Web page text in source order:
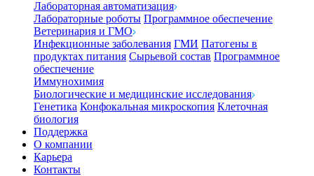
Лабораторная автоматизация
Лабораторные роботы Программное обеспечение
Ветеринария и ГМО
Инфекционные заболевания ГМИ Патогены в
продуктах питания Сырьевой состав Программное
обеспечение
Иммунохимия
Биологические и медицинские исследования
Генетика Конфокальная микроскопия Клеточная
биология
Поддержка
О компании
Карьера
Контакты